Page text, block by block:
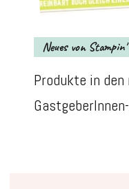
Neues von Stampin'
Produkte in den